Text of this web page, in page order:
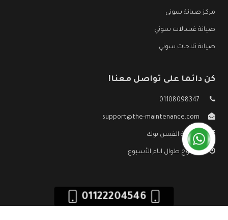
مركز صيانة سوني
صيانة غسالات سوني
صيانة ثلاجات سوني
كن دائما على تواصل معنا!
01108098347
support@the-maintenance.com
صفحة الفيس بوك
مفتوح طوال ايام الأسبوع
01122204546